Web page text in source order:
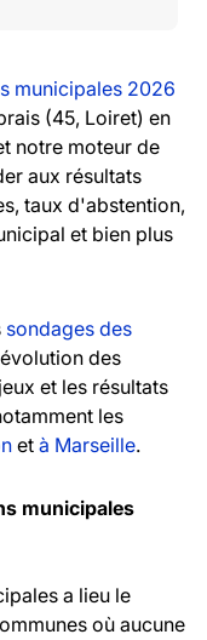
municipales 2026
(45, Loiret) en
notre moteur de
aux résultats
taux d'abstention,
et bien plus
sondages des
des
et les résultats
les
et à Marseille.
municipales
a lieu le
où aucune